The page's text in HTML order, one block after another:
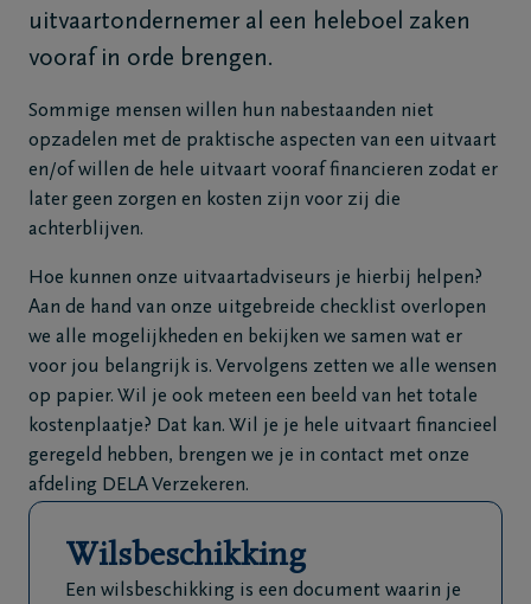
vragen
overlijden
24u/24
+32
59
63
63
Oostende
uitvaartondernemer al een heleboel zaken
vooraf in orde brengen.
Sommige mensen willen hun nabestaanden niet
opzadelen met de praktische aspecten van een uitvaart
en/of willen de hele uitvaart vooraf financieren zodat er
later geen zorgen en kosten zijn voor zij die
achterblijven.
Hoe kunnen onze uitvaartadviseurs je hierbij helpen?
Aan de hand van onze uitgebreide checklist overlopen
we alle mogelijkheden en bekijken we samen wat er
voor jou belangrijk is. Vervolgens zetten we alle wensen
op papier. Wil je ook meteen een beeld van het totale
kostenplaatje? Dat kan. Wil je je hele uitvaart financieel
geregeld hebben, brengen we je in contact met onze
afdeling DELA Verzekeren.
Wilsbeschikking
Een wilsbeschikking is een document waarin je